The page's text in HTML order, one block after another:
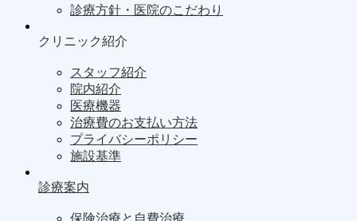
診療方針・医院のこだわり
クリニック紹介
スタッフ紹介
院内紹介
医療機器
治療費のお支払い方法
プライバシーポリシー
施設基準
診療案内
保険治療と自費治療